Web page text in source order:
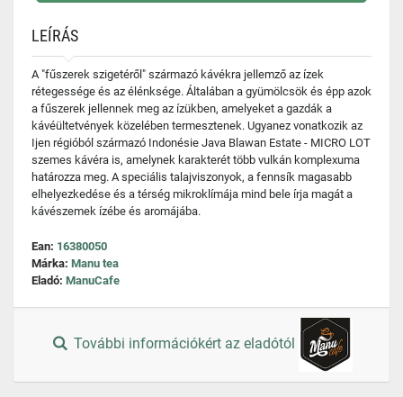
LEÍRÁS
A "fűszerek szigetéről" származó kávékra jellemző az ízek
rétegessége és az élénksége. Általában a gyümölcsök és épp azok
a fűszerek jellennek meg az ízükben, amelyeket a gazdák a
kávéültetvények közelében termesztenek. Ugyanez vonatkozik az
Ijen régióból származó Indonésie Java Blawan Estate - MICRO LOT
szemes kávéra is, amelynek karakterét több vulkán komplexuma
határozza meg. A speciális talajviszonyok, a fennsík magasabb
elhelyezkedése és a térség mikroklímája mind bele írja magát a
kávészemek ízébe és aromájába.
Ean: 16380050
Márka: Manu tea
Eladó: ManuCafe
További információkért az eladótól